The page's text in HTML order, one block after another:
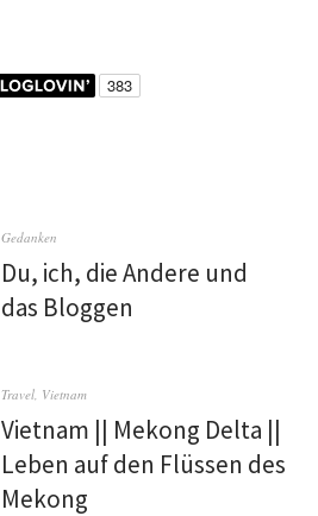
Gedanken
Du, ich, die Andere und
das Bloggen
Travel, Vietnam
Vietnam || Mekong Delta ||
Leben auf den Flüssen des
Mekong